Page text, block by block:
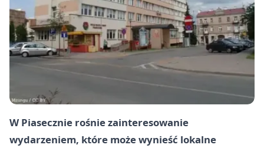
W Piasecznie rośnie zainteresowanie
wydarzeniem, które może wynieść lokalne